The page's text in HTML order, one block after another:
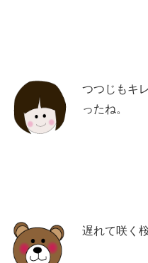
つつじもキ
ったね。
遅れて咲く